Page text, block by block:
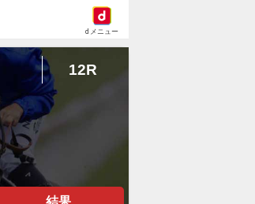
dメニュー
12R
結果